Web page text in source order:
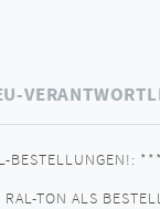
BESTELLUNGEN!:
TON ALS